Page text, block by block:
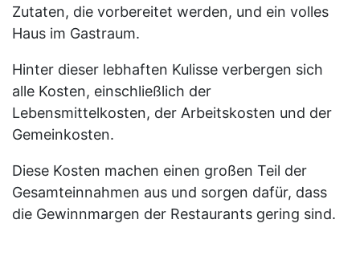
Zutaten, die vorbereitet werden, und ein volles
Haus im Gastraum.
Hinter dieser lebhaften Kulisse verbergen sich
alle Kosten, einschließlich der
Lebensmittelkosten, der Arbeitskosten und der
Gemeinkosten.
Diese Kosten machen einen großen Teil der
Gesamteinnahmen aus und sorgen dafür, dass
die Gewinnmargen der Restaurants gering sind.